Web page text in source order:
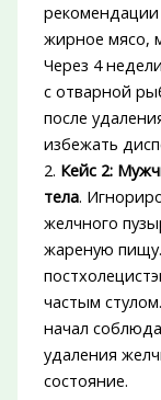
жирное мясо,
Через 4
с отварной
после
избежать
2. Кейс 2:
тела.
желчного
жареную
частым
начал
удаления
состояние.